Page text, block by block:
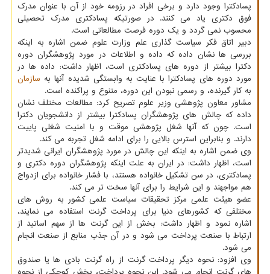
پسادکترا وجود دارد و برخی افراد در رزومه خود از آن با عنوان مدرک
فوق دکتری یاد می کنند. در صورتیکه پسادکتری مدرک تحصیلی
محسوب نمی گردد و یک دوره فرصت مطالعاتی است.
دبیر اتاق فکر سیاست گذاری علم وزارت علوم ضمن اشاره به اینکه
بررسی ها نشان داده که داده و اطلاعات در مورد پژوهشگران دوره
دکترا بیشتر از دوره های پسادکتری است، اظهار داشت: داده ها در
مورد دوره های پسادکترا با عنایت به وابستگی شدیده آنها به سازمان
به کار گیرنده، و رسمی نبودن این دوره، متنوع و پراکنده است.
مشاور معاون پژوهشی وزیر علوم تصریح کرد: مطالعات مختلف نشان
داده که چالش های پژوهشگران پسادکترا بیشتر از دانشجویان دکترا
است. چون که آنها شغل پژوهشی موقت و با امنیت شغلی پاییت
دارند. و بنابراین استرس بالایی را برای ادامه شغل تجربه می کند.
وی ضمن اشاره به اینکه این چالش در مورد پژوهشگران ایرانی شدیدتر
است، اظهار داشت: در ایران به علت اینکه پژوهشگران دوره دکتری و
پسادکتری، در سن تشکیل خانواده هستند، با فشار خانواده برای ازدواج
هم مواجهند و این شرایط را برای آنها سخت تر می کند.
عضو هیئت علمی مرکز تحقیقات سیاست علمی کشور به روش های
مختلفی که کشورهای دنیا برای پرداخت گرنت استفاده می نمایند،
اشاره نمود و اظهار داشت: بخش از این گرنت ها از سهم اساتید از
ارتباط با صنعت پرداخت می شود و در آن جذب منابع از صنعت انجام
می شود.
وی افزود: نحوه دیگر پرداخت گرنت از راه گرنت بادی ها یا صندوق